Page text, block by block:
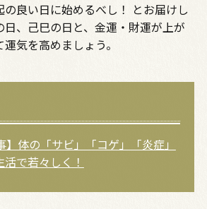
良い日に始めるべし！ とお届けし
、己巳の日と、金運・財運が上が
気を高めましょう。
】体の「サビ」「コゲ」「炎症」
で若々しく！